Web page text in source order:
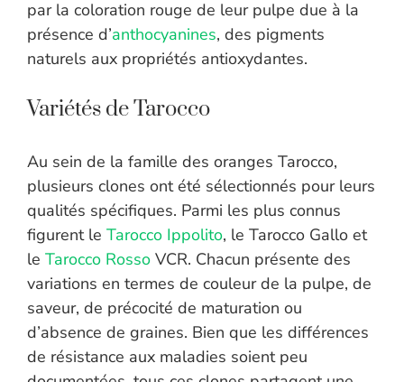
par la coloration rouge de leur pulpe due à la
présence d’anthocyanines, des pigments
naturels aux propriétés antioxydantes.
Variétés de Tarocco
Au sein de la famille des oranges Tarocco,
plusieurs clones ont été sélectionnés pour leurs
qualités spécifiques. Parmi les plus connus
figurent le Tarocco Ippolito, le Tarocco Gallo et
le Tarocco Rosso VCR. Chacun présente des
variations en termes de couleur de la pulpe, de
saveur, de précocité de maturation ou
d’absence de graines. Bien que les différences
de résistance aux maladies soient peu